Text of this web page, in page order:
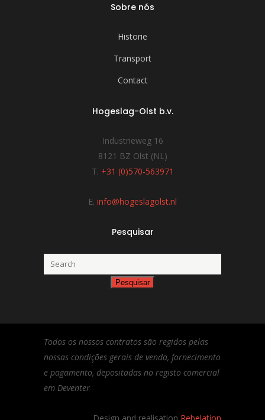
Sobre nós
Historie
Transport
Contact
Hogeslag-Olst b.v.
Industrieweg 16
8121 BZ Olst (NL)
T. +31 (0)570-563971
E. info@hogeslagolst.nl
Pesquisar
Todos os nossos contratos são regidos pelas
nossas condições gerais de venda, fornecimento
e pagamento, depositadas no registo comercial
em Deventer